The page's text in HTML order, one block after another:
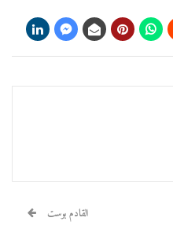
القادم بوست